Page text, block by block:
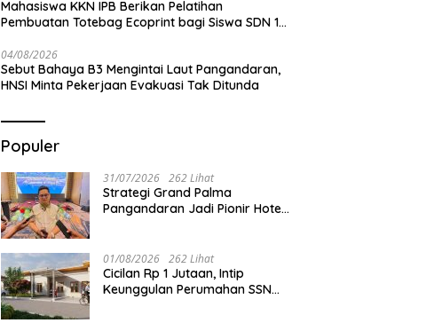
Mahasiswa KKN IPB Berikan Pelatihan
Pembuatan Totebag Ecoprint bagi Siswa SDN 1
04/08/2026
Sebut Bahaya B3 Mengintai Laut Pangandaran,
HNSI Minta Pekerjaan Evakuasi Tak Ditunda
Populer
31/07/2026 262 Lihat
Strategi Grand Palma
Pangandaran Jadi Pionir Hotel
01/08/2026 262 Lihat
Cicilan Rp 1 Jutaan, Intip
Keunggulan Perumahan SSN